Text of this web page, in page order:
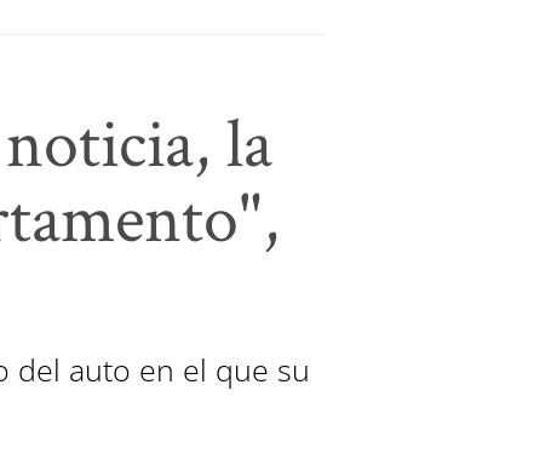
la
del auto en el que su